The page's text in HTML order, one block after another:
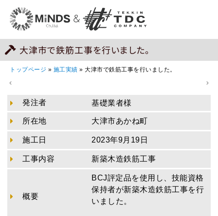
大津市で鉄筋工事を行いました。
トップページ » 施工実績 » 大津市で鉄筋工事を行いました。
発注者 基礎業者様
所在地 大津市あかね町
施工日 2023年9月19日
工事内容 新築木造鉄筋工事
概要
BCJ評定品を使用し、技能資格
保持者が新築木造鉄筋工事を行
いました。